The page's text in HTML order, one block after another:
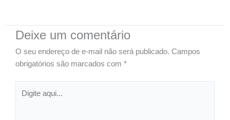
Deixe um comentário
O seu endereço de e-mail não será publicado. Campos
obrigatórios são marcados com *
aqui...